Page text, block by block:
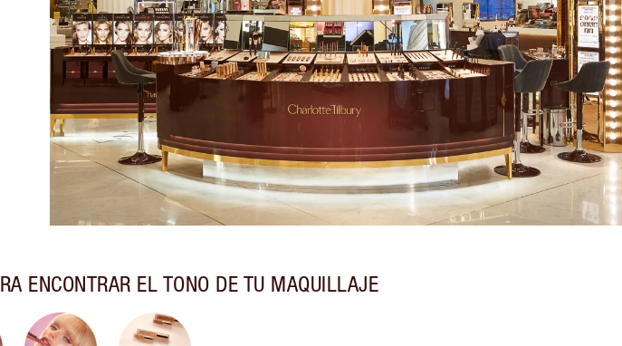
ENCONTRAR EL TONO DE TU MAQUILLAJE